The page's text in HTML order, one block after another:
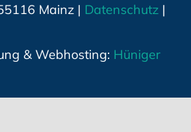
Mainz | Datenschutz|
& Webhosting: Hüniger